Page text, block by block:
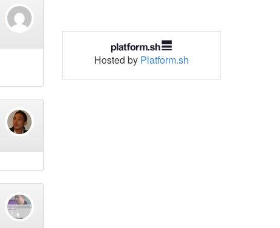
Hosted by Platform.sh